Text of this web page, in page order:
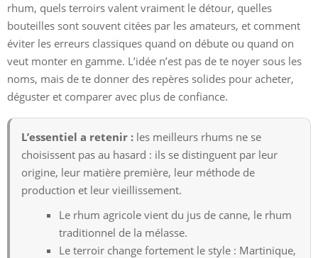
rhum, quels terroirs valent vraiment le détour, quelles
bouteilles sont souvent citées par les amateurs, et comment
éviter les erreurs classiques quand on débute ou quand on
veut monter en gamme. L’idée n’est pas de te noyer sous les
noms, mais de te donner des repères solides pour acheter,
déguster et comparer avec plus de confiance.
L’essentiel a retenir : les meilleurs rhums ne se
choisissent pas au hasard : ils se distinguent par leur
origine, leur matière première, leur méthode de
production et leur vieillissement.
Le rhum agricole vient du jus de canne, le rhum
traditionnel de la mélasse.
Le terroir change fortement le style : Martinique,